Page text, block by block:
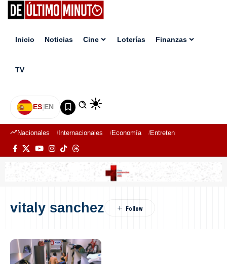
Inicio Noticias Cine Loterías Finanzas
TV
ES|EN
Nacionales Internacionales Economía Entretenimiento
vitaly sanchez